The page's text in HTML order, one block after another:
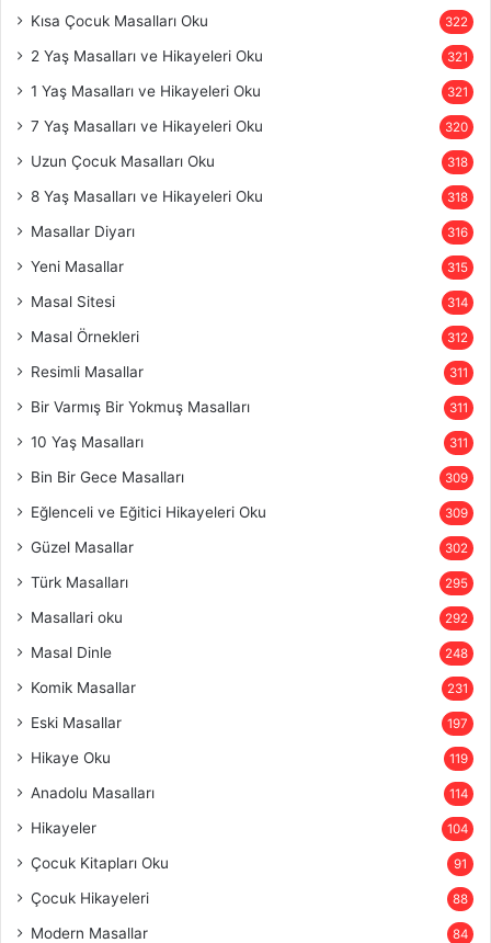
Kısa Çocuk Masalları Oku 322
2 Yaş Masalları ve Hikayeleri Oku 321
1 Yaş Masalları ve Hikayeleri Oku 321
7 Yaş Masalları ve Hikayeleri Oku 320
Uzun Çocuk Masalları Oku 318
8 Yaş Masalları ve Hikayeleri Oku 318
Masallar Diyarı 316
Yeni Masallar 315
Masal Sitesi 314
Masal Örnekleri 312
Resimli Masallar 311
Bir Varmış Bir Yokmuş Masalları 311
10 Yaş Masalları 311
Bin Bir Gece Masalları 309
Eğlenceli ve Eğitici Hikayeleri Oku 309
Güzel Masallar 302
Türk Masalları 295
Masallari oku 292
Masal Dinle 248
Komik Masallar 231
Eski Masallar 197
Hikaye Oku 119
Anadolu Masalları 114
Hikayeler 104
Çocuk Kitapları Oku 91
Çocuk Hikayeleri 88
Modern Masallar 84